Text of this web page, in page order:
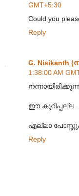
GMT+5:30
Could you
Reply
G. Nisikanth
1:38:00 AM
ഈ കുറിപ്പല്ല...
എല്ലാ
Reply